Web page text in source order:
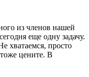
из членов нашей
еще одну задачу.
хватаемся, просто
цените. В